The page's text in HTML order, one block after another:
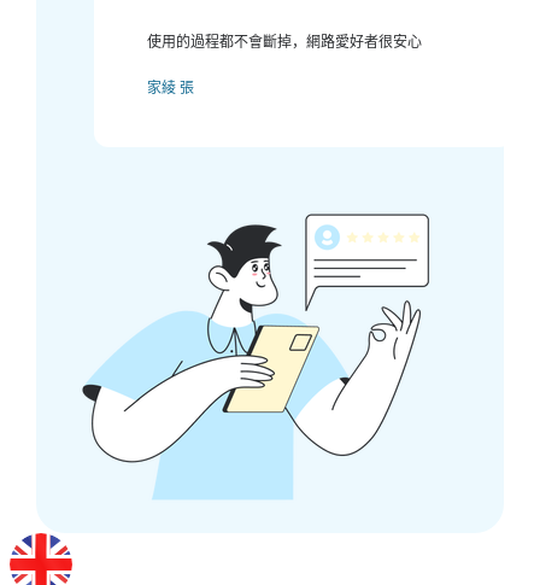
使用的過程都不會斷掉，網路愛好者很安心
家綾 張